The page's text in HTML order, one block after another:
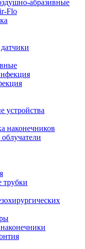
абразивные
Flo
устройства
наконечников